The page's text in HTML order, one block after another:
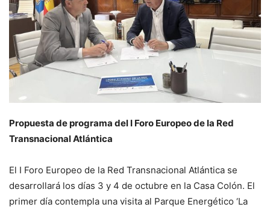
Propuesta de programa del I Foro Europeo de la Red
Transnacional Atlántica
El I Foro Europeo de la Red Transnacional Atlántica se
desarrollará los días 3 y 4 de octubre en la Casa Colón. El
primer día contempla una visita al Parque Energético ‘La